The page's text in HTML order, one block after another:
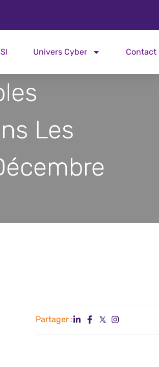
Univers Cyber Contact
Les
Partager :